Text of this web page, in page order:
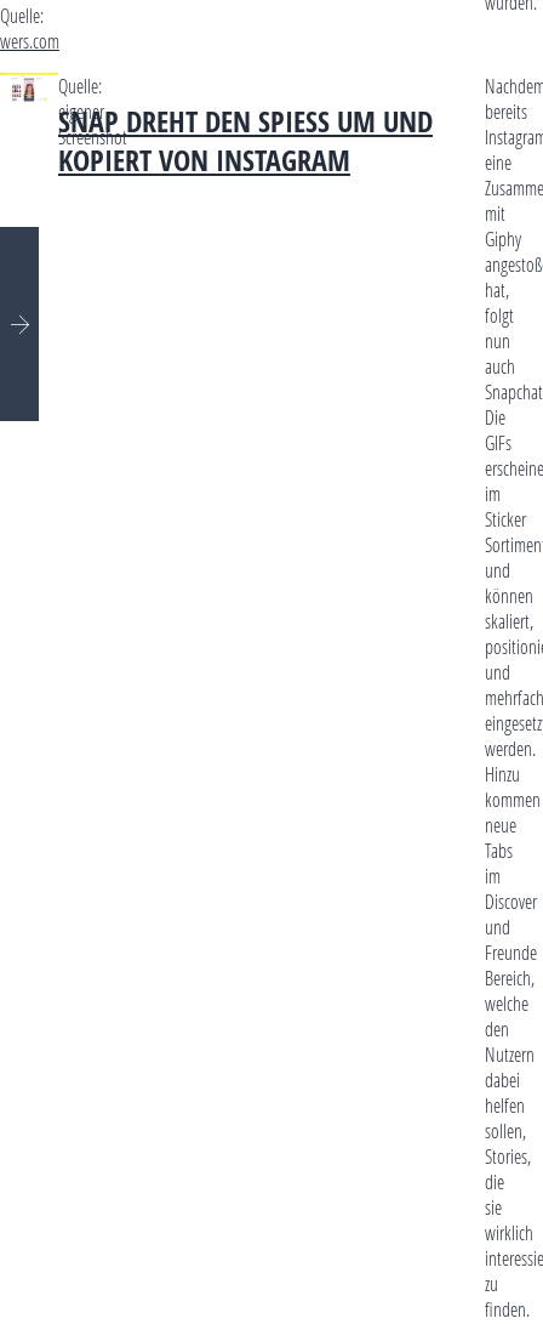
Quelle:
wers.com
Quelle:
eigener
Screenshot
SNAP DREHT DEN SPIESS UM UND K
OPIERT VON INSTAGRAM
bereits
eine
mit
Giphy
hat,
folgt
nun
auch
Die
GIFs
im
Sticker
und
können
skaliert,
und
mehrfach
werden.
Hinzu
kommen
neue
Tabs
im
Discover
und
Freunde
Bereich,
welche
den
Nutzern
dabei
helfen
sollen,
Stories,
die
sie
wirklich
zu
finden.